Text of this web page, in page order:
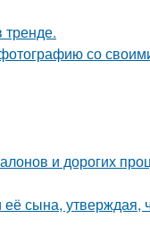
со
и дорогих
сына, утверждая,